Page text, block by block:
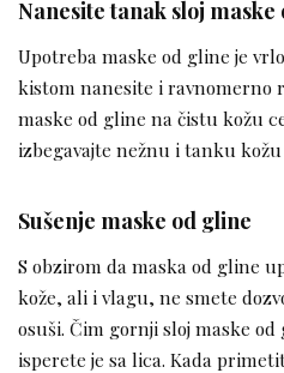
Nanesite tanak sloj maske
Upotreba maske od gline je
kistom nanesite i ravnomerno
maske od gline na čistu kožu
izbegavajte nežnu i tanku
Sušenje maske od gline
S obzirom da maska od gline
kože, ali i vlagu, ne smete
osuši. Čim gornji sloj maske
isperete je sa lica. Kada